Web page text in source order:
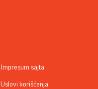
Impresum sajta
Uslovi korišćenja